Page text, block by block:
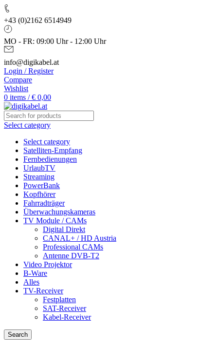
+43 (0)2162 6514949
MO - FR: 09:00 Uhr - 12:00 Uhr
info@digikabel.at
Login / Register
Compare
Wishlist
0 items / € 0,00
Select category
Select category
Satelliten-Empfang
Fernbedienungen
UrlaubTV
Streaming
PowerBank
Kopfhörer
Fahrradträger
Überwachungskameras
TV Module / CAMs
Digital Direkt
CANAL+ / HD Austria
Professional CAMs
Antenne DVB-T2
Video Projektor
B-Ware
Alles
TV-Receiver
Festplatten
SAT-Receiver
Kabel-Receiver
Search